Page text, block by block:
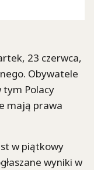
23 czerwca,
Obywatele
tym Polacy
mają prawa
w piątkowy
wyniki w